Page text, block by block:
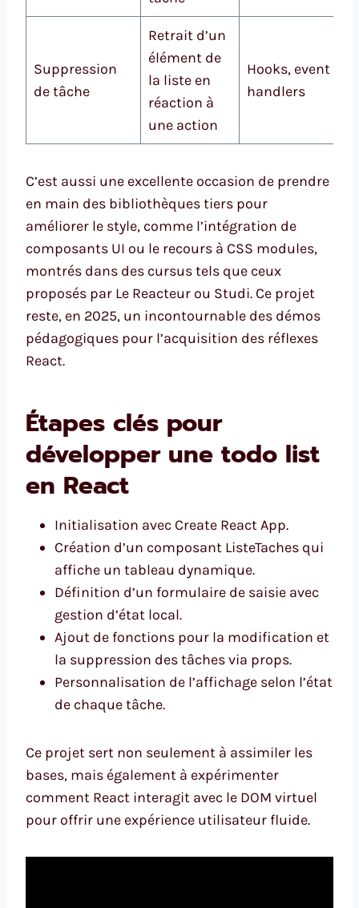
Suppression
de tâche
Retrait d’un
élément de
la liste en
réaction à
une action
Hooks, event
handlers
C’est aussi une excellente occasion de prendre
en main des bibliothèques tiers pour
améliorer le style, comme l’intégration de
composants UI ou le recours à CSS modules,
montrés dans des cursus tels que ceux
proposés par Le Reacteur ou Studi. Ce projet
reste, en 2025, un incontournable des démos
pédagogiques pour l’acquisition des réflexes
React.
Étapes clés pour
développer une todo list
en React
Initialisation avec Create React App.
Création d’un composant ListeTaches qui
affiche un tableau dynamique.
Définition d’un formulaire de saisie avec
gestion d’état local.
Ajout de fonctions pour la modification et
la suppression des tâches via props.
Personnalisation de l’affichage selon l’état
de chaque tâche.
Ce projet sert non seulement à assimiler les
bases, mais également à expérimenter
comment React interagit avec le DOM virtuel
pour offrir une expérience utilisateur fluide.